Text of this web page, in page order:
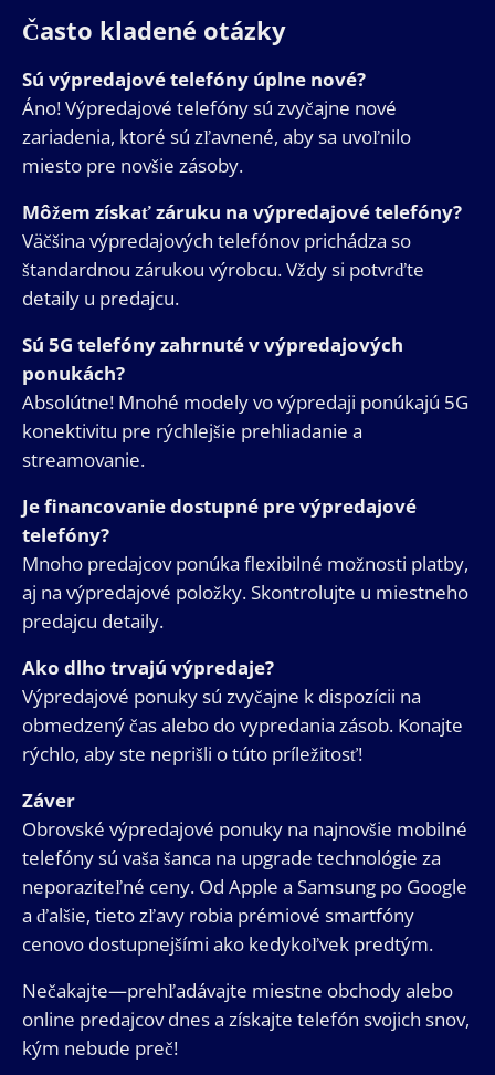
Často kladené otázky
Sú výpredajové telefóny úplne nové?
Áno! Výpredajové telefóny sú zvyčajne nové
zariadenia, ktoré sú zľavnené, aby sa uvoľnilo
miesto pre novšie zásoby.
Môžem získať záruku na výpredajové telefóny?
Väčšina výpredajových telefónov prichádza so
štandardnou zárukou výrobcu. Vždy si potvrďte
detaily u predajcu.
Sú 5G telefóny zahrnuté v výpredajových
ponukách?
Absolútne! Mnohé modely vo výpredaji ponúkajú 5G
konektivitu pre rýchlejšie prehliadanie a
streamovanie.
Je financovanie dostupné pre výpredajové
telefóny?
Mnoho predajcov ponúka flexibilné možnosti platby,
aj na výpredajové položky. Skontrolujte u miestneho
predajcu detaily.
Ako dlho trvajú výpredaje?
Výpredajové ponuky sú zvyčajne k dispozícii na
obmedzený čas alebo do vypredania zásob. Konajte
rýchlo, aby ste neprišli o túto príležitosť!
Záver
Obrovské výpredajové ponuky na najnovšie mobilné
telefóny sú vaša šanca na upgrade technológie za
neporaziteľné ceny. Od Apple a Samsung po Google
a ďalšie, tieto zľavy robia prémiové smartfóny
cenovo dostupnejšími ako kedykoľvek predtým.
Nečakajte—prehľadávajte miestne obchody alebo
online predajcov dnes a získajte telefón svojich snov,
kým nebude preč!